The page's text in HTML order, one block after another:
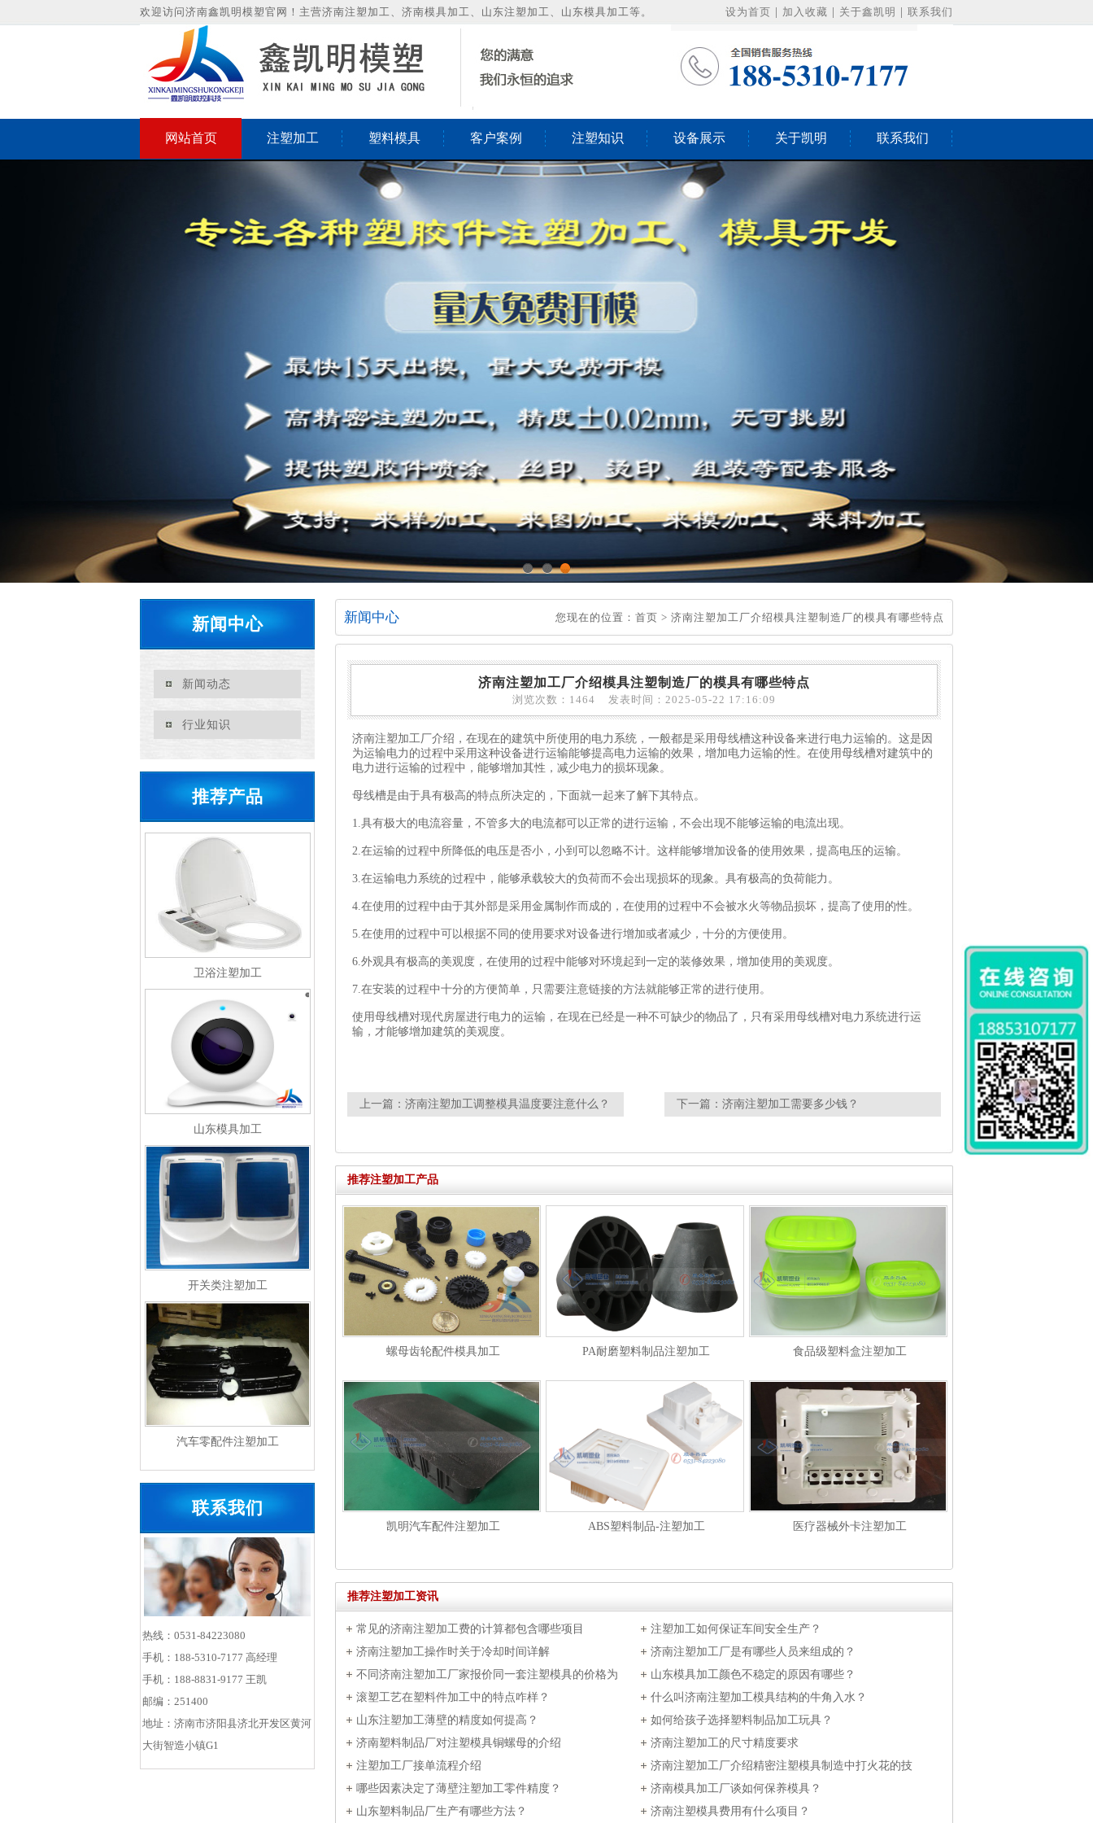
设为首页 加入收藏 关于鑫凯明 联系我们
欢迎访问济南鑫凯明模塑官网！主营济南注塑加工、济南模具加工、山东注塑加工、山东模具加工等。
网站首页 注塑加工 塑料模具 客户案例 注塑知识 设备展示 关于凯明 联系我们
1 2 3
新闻中心
新闻动态
行业知识
推荐产品
卫浴注塑加工
山东模具加工
开关类注塑加工
汽车零配件注塑加工
联系我们
热线：0531-84223080
手机：188-5310-7177 高经理
手机：188-8831-9177 王凯
邮编：251400
地址：济南市济阳县济北开发区黄河
大街智造小镇G1
您现在的位置： 首页 > 济南注塑加工厂介绍模具注塑制造厂的模具有哪些特点
新闻中心
济南注塑加工厂介绍模具注塑制造厂的模具有哪些特点
浏览次数：1464 发表时间：2025-05-22 17:16:09
济南注塑加工厂介绍，在现在的建筑中所使用的电力系统，一般都是采用母线槽这种设备来进行电力运输的。这是因
为运输电力的过程中采用这种设备进行运输能够提高电力运输的效果，增加电力运输的性。在使用母线槽对建筑中的
电力进行运输的过程中，能够增加其性，减少电力的损坏现象。
母线槽是由于具有极高的特点所决定的，下面就一起来了解下其特点。
1.具有极大的电流容量，不管多大的电流都可以正常的进行运输，不会出现不能够运输的电流出现。
2.在运输的过程中所降低的电压是否小，小到可以忽略不计。这样能够增加设备的使用效果，提高电压的运输。
3.在运输电力系统的过程中，能够承载较大的负荷而不会出现损坏的现象。具有极高的负荷能力。
4.在使用的过程中由于其外部是采用金属制作而成的，在使用的过程中不会被水火等物品损坏，提高了使用的性。
5.在使用的过程中可以根据不同的使用要求对设备进行增加或者减少，十分的方便使用。
6.外观具有极高的美观度，在使用的过程中能够对环境起到一定的装修效果，增加使用的美观度。
7.在安装的过程中十分的方便简单，只需要注意链接的方法就能够正常的进行使用。
使用母线槽对现代房屋进行电力的运输，在现在已经是一种不可缺少的物品了，只有采用母线槽对电力系统进行运
输，才能够增加建筑的美观度。
上一篇： 济南注塑加工调整模具温度要注意什么？ 下一篇： 济南注塑加工需要多少钱？
推荐注塑加工产品
螺母齿轮配件模具加工 PA耐磨塑料制品注塑加工 食品级塑料盒注塑加工
凯明汽车配件注塑加工 ABS塑料制品-注塑加工 医疗器械外卡注塑加工
推荐注塑加工资讯
常见的济南注塑加工费的计算都包含哪些项目
注塑加工如何保证车间安全生产？
济南注塑加工操作时关于冷却时间详解
济南注塑加工厂是有哪些人员来组成的？
不同济南注塑加工厂家报价同一套注塑模具的价格为
什么不一样？
山东模具加工颜色不稳定的原因有哪些？
滚塑工艺在塑料件加工中的特点咋样？
什么叫济南注塑加工模具结构的牛角入水？
山东注塑加工薄壁的精度如何提高？
如何给孩子选择塑料制品加工玩具？
济南塑料制品厂对注塑模具铜螺母的介绍
济南注塑加工的尺寸精度要求
注塑加工厂接单流程介绍
济南注塑加工厂介绍精密注塑模具制造中打火花的技
巧
哪些因素决定了薄壁注塑加工零件精度？
济南模具加工厂谈如何保养模具？
山东塑料制品厂生产有哪些方法？
济南注塑模具费用有什么项目？